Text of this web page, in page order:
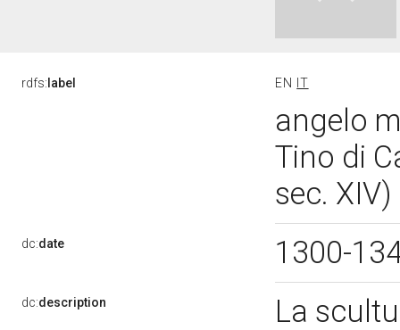
rdfs: label EN IT
angelo
Tino di
sec. XIV)
dc:date 1300-
dc:description La